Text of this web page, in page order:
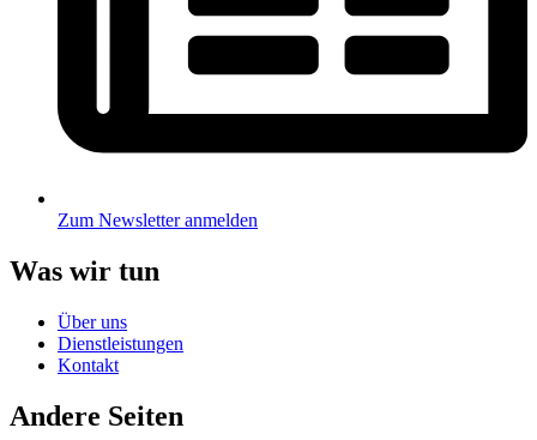
Zum Newsletter anmelden
Was wir tun
Über uns
Dienstleistungen
Kontakt
Andere Seiten